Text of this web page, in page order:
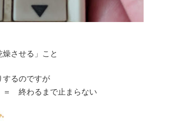
させる」こと
するのですが
＝ 終わるまで止まらない